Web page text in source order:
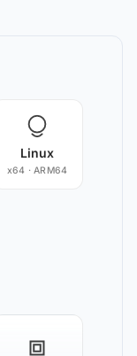
Linux
x64 · ARM64